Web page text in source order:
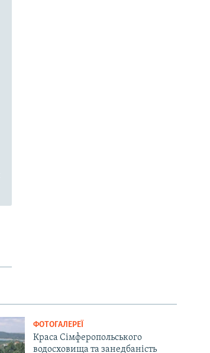
ФОТОГАЛЕРЕЇ
Краса Сімферопольського
водосховища та занедбаність